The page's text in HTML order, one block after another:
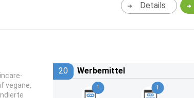
Details
vegane,
20 Werbemittel
1 1